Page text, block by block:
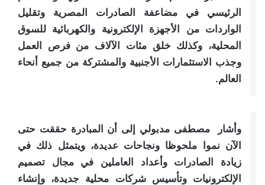
الرئيسي في مضاعفة الصادرات المصرية وتقليل
الواردات من الأجهزة الإلكترونية والكهربائية للسوق
المحلية، وكذلك خلق مئات الآلاف من فرص العمل
وجذب الاستثمارات الأجنبية والمشتركة من جميع أنحاء
العالم.
وأشار مصطفى مدبولي إلى أن المبادرة حققت حتى
الآن نموا ملحوظا ونجاحات عديدة، ويتمثل ذلك في
زيادة الصادرات وأعداد العاملين في مجال تصميم
الإلكترونيات وتأسيس شركات محلية جديدة، وإنشاء